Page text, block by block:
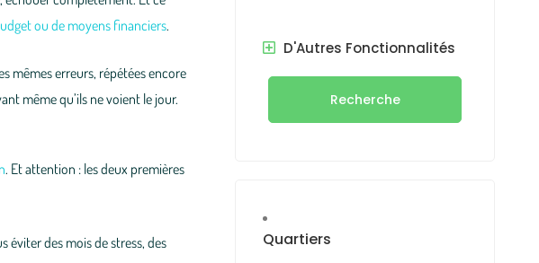
ou de moyens financiers.
mêmes erreurs, répétées encore
même qu’ils ne voient le jour.
. Et attention : les deux premières
des mois de stress, des
D'Autres Fonctionnalités
Recherche
Quartiers